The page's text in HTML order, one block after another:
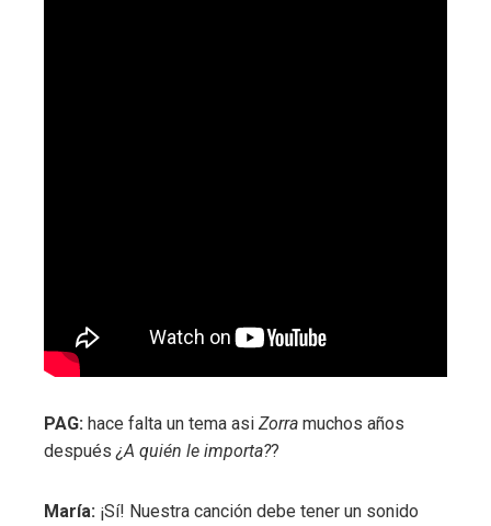
PAG: hace falta un tema asi Zorra muchos años
después¿A quién le importa??
María: ¡Sí! Nuestra canción debe tener un sonido